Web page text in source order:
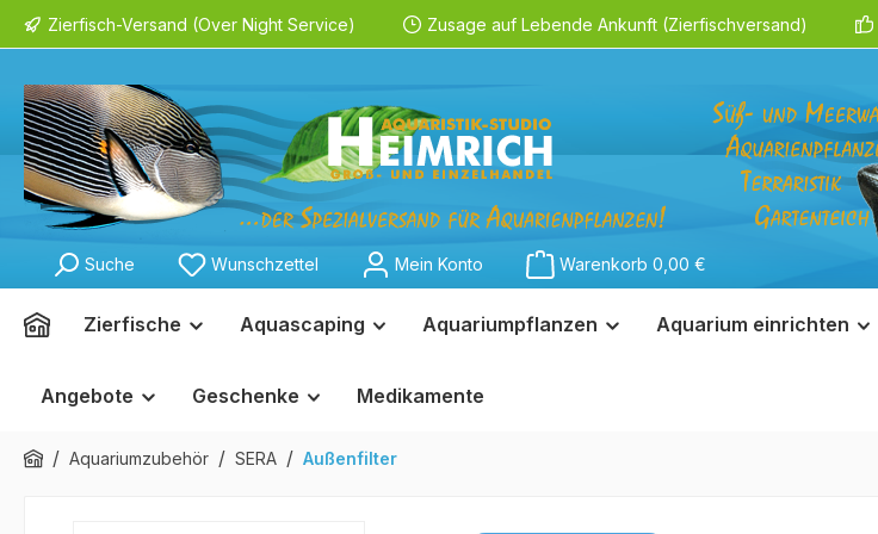
Zur Hauptnavigation springen
Zierfisch-Versand (Over Night Service) Zusage auf Lebende Ankunft (Zierfischversand)
Suche Wunschzettel Mein Konto Warenkorb 0,00 €
Zierfische Aquascaping Aquariumpflanzen Aquarium einrichten
Angebote Geschenke Medikamente
/ Aquariumzubehör / SERA / Außenfilter